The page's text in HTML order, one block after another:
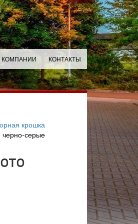
КОМПАНИИ КОНТАКТЫ
крошка
серые